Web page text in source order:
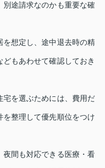
別途請求なのかも重要な確
想定し、途中退去時の精
もあわせて確認しておき
宅を選ぶためには、費用だ
整理して優先順位をつけ
夜間も対応できる医療・看